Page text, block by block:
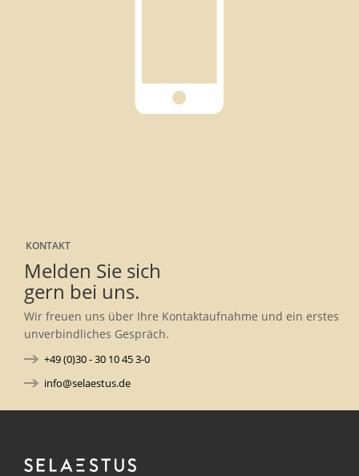
KONTAKT
Melden Sie sich
gern bei uns.
Wir freuen uns über Ihre Kontaktaufnahme und ein erstes
unverbindliches Gespräch.
+49 (0)30 - 30 10 45 3-0
info@selaestus.de